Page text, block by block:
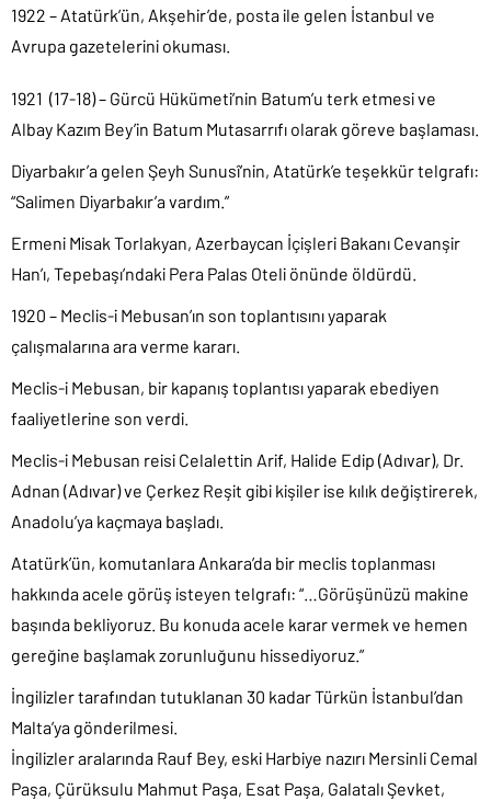
1922 – Atatürk’ün, Akşehir’de, posta ile gelen İstanbul ve
Avrupa gazetelerini okuması.
1921 (17-18) – Gürcü Hükümeti’nin Batum’u terk etmesi ve
Albay Kazım Bey’in Batum Mutasarrıfı olarak göreve başlaması.
Diyarbakır’a gelen Şeyh Sunusî’nin, Atatürk’e teşekkür telgrafı:
“Salimen Diyarbakır’a vardım.”
Ermeni Misak Torlakyan, Azerbaycan İçişleri Bakanı Cevanşir
Han’ı, Tepebaşı’ndaki Pera Palas Oteli önünde öldürdü.
1920 – Meclis-i Mebusan’ın son toplantısını yaparak
çalışmalarına ara verme kararı.
Meclis-i Mebusan, bir kapanış toplantısı yaparak ebediyen
faaliyetlerine son verdi.
Meclis-i Mebusan reisi Celalettin Arif, Halide Edip (Adıvar), Dr.
Adnan (Adıvar) ve Çerkez Reşit gibi kişiler ise kılık değiştirerek,
Anadolu’ya kaçmaya başladı.
Atatürk’ün, komutanlara Ankara’da bir meclis toplanması
hakkında acele görüş isteyen telgrafı: “…Görüşünüzü makine
başında bekliyoruz. Bu konuda acele karar vermek ve hemen
gereğine başlamak zorunluğunu hissediyoruz.”
İngilizler tarafından tutuklanan 30 kadar Türkün İstanbul’dan
Malta’ya gönderilmesi.
İngilizler aralarında Rauf Bey, eski Harbiye nazırı Mersinli Cemal
Paşa, Çürüksulu Mahmut Paşa, Esat Paşa, Galatalı Şevket,